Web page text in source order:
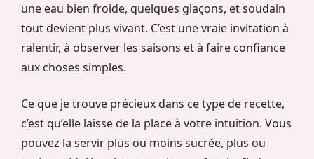
une eau bien froide, quelques glaçons, et soudain
tout devient plus vivant. C’est une vraie invitation à
ralentir, à observer les saisons et à faire confiance
aux choses simples.
Ce que je trouve précieux dans ce type de recette,
c’est qu’elle laisse de la place à votre intuition. Vous
pouvez la servir plus ou moins sucrée, plus ou